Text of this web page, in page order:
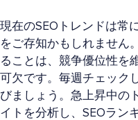
現在のSEOトレンドは常
をご存知かもしれません
ることは、競争優位性を
可欠です。毎週チェック
びましょう。急上昇中の
イトを分析し、SEOラン